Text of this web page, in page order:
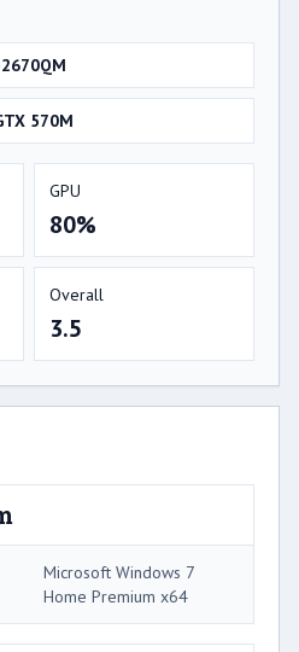
570M
GPU
80%
Overall
3.5
Microsoft Windows 7
Home Premium x64